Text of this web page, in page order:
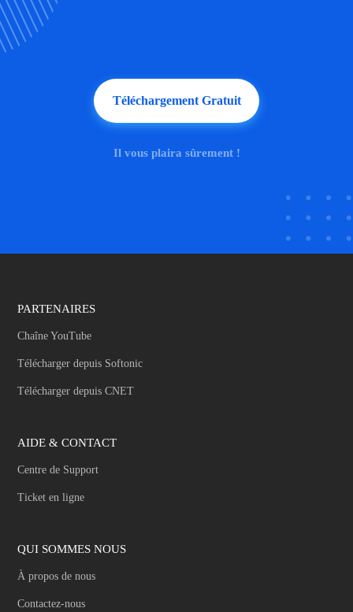
Téléchargement Gratuit
Il vous plaira sûrement !
PARTENAIRES
Chaîne YouTube
Télécharger depuis Softonic
Télécharger depuis CNET
AIDE & CONTACT
Centre de Support
Ticket en ligne
QUI SOMMES NOUS
À propos de nous
Contactez-nous